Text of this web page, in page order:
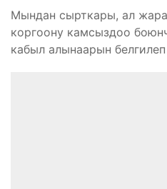
Мындан сырткары, ал
коргоону камсыздоо
кабыл алынаарын белгилеп